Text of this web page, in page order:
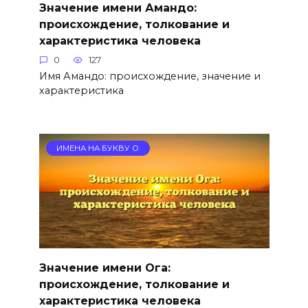
Значение имени Амандо:
происхождение, толкование и
характеристика человека
0 127
Имя Амандо: происхождение, значение и
характеристика
ИМЕНА НА БУКВУ О
Значение имени Ога:
происхождение, толкование и
характеристика человека